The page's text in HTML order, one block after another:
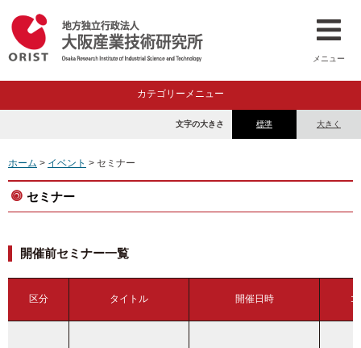
メニュー
カテゴリーメニュー
標準 大きく
文字の大きさ
ホーム > イベント > セミナー
セミナー
開催前セミナー一覧
区分 タイトル 開催日時